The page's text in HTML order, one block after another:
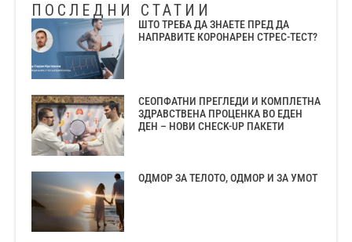
ПОСЛЕДНИ СТАТИИ
ШТО ТРЕБА ДА ЗНАЕТЕ ПРЕД ДА
НАПРАВИТЕ КОРОНАРЕН СТРЕС-ТЕСТ?
СЕОПФАТНИ ПРЕГЛЕДИ И КОМПЛЕТНА
ЗДРАВСТВЕНА ПРОЦЕНКА ВО ЕДЕН
ДЕН – НОВИ CHECK-UP ПАКЕТИ
ОДМОР ЗА ТЕЛОТО, ОДМОР И ЗА УМОТ